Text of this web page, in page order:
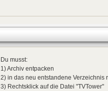
Du musst:
1) Archiv entpacken
2) in das neu entstandene Verzeichnis
3) Rechtsklick auf die Datei "TVTower"